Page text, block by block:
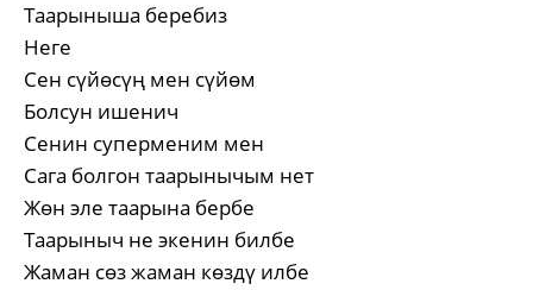
Таарыныша беребиз
Неге
Сен сүйөсүң мен сүйөм
Болсун ишенич
Сенин суперменим мен
Сага болгон таарынычым нет
Жөн эле таарына бербе
Таарыныч не экенин билбе
Жаман сөз жаман көздү илбе